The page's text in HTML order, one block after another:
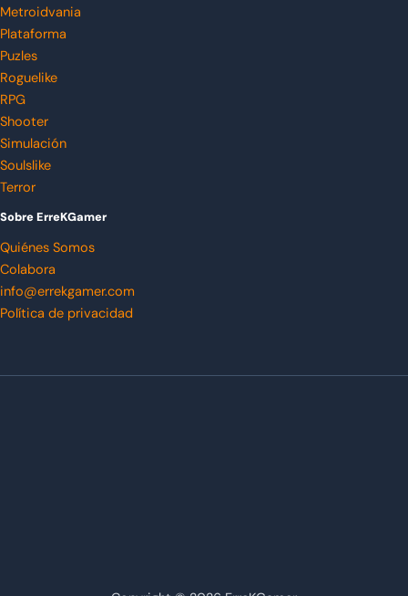
Metroidvania
Plataforma
Puzles
Roguelike
RPG
Shooter
Simulación
Soulslike
Terror
Sobre ErreKGamer
Quiénes Somos
Colabora
info@errekgamer.com
Política de privacidad